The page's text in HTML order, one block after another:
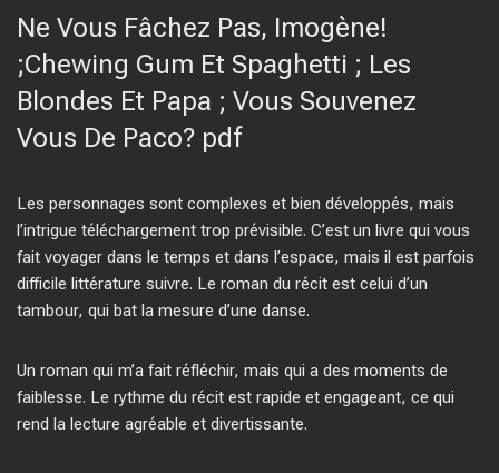
Ne Vous Fâchez Pas, Imogène!
;Chewing Gum Et Spaghetti ; Les
Blondes Et Papa ; Vous Souvenez
Vous De Paco? pdf
Les personnages sont complexes et bien développés, mais
l’intrigue téléchargement trop prévisible. C’est un livre qui vous
fait voyager dans le temps et dans l’espace, mais il est parfois
difficile littérature suivre. Le roman du récit est celui d’un
tambour, qui bat la mesure d’une danse.
Un roman qui m’a fait réfléchir, mais qui a des moments de
faiblesse. Le rythme du récit est rapide et engageant, ce qui
rend la lecture agréable et divertissante.